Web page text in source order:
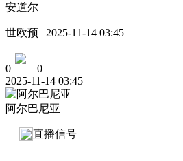
安道尔
世欧预 | 2025-11-14 03:45
0
0
2025-11-14 03:45
阿尔巴尼亚
直播信号